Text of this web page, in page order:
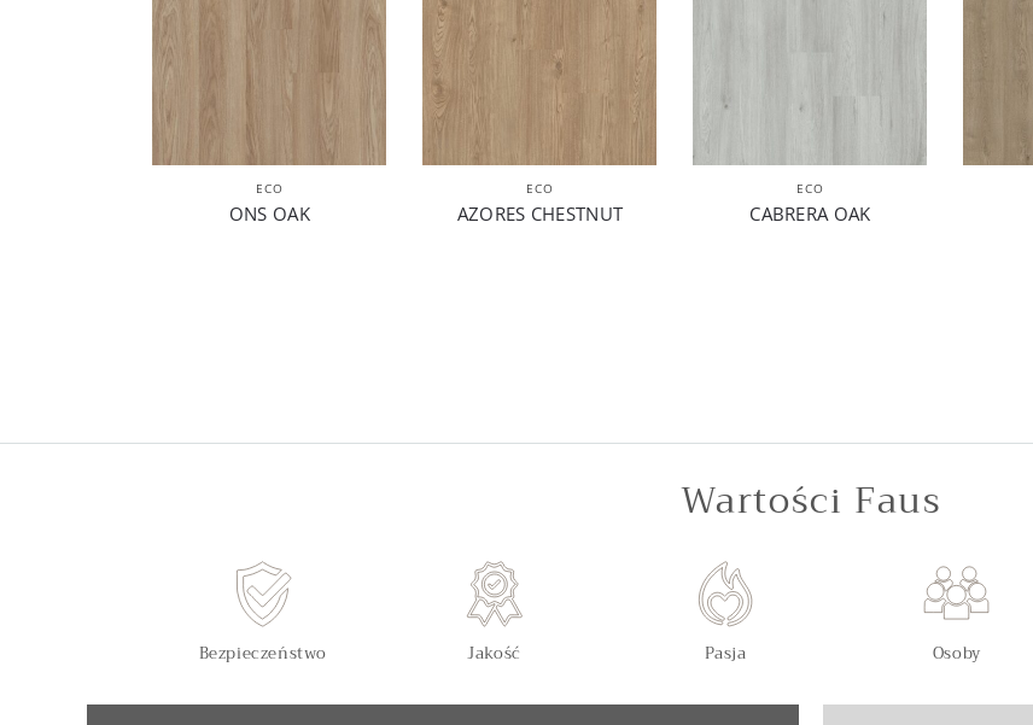
ECO
ONS OAK
ECO
AZORES CHESTNUT
ECO
CABRERA OAK
Wartości Faus
Bezpieczeństwo Jakość Pasja Osoby